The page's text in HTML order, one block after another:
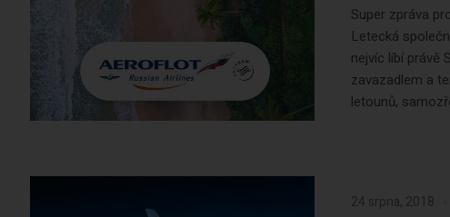
Super zpráva
Letecká
nejvíc líbí právě
zavazadlem a
letounů,
24 srpna, 2018